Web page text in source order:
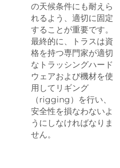
の天候条件にも耐えら
れるよう、適切に固定
することが重要です。
最終的に、トラスは資
格を持つ専門家が適切
なトラッシングハード
ウェアおよび機材を使
用してリギング
（rigging）を行い、
安全性を損なわないよ
うにしなければなりま
せん。